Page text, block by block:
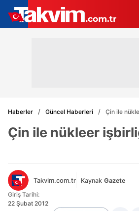
Haberler Güncel Haberleri Çin ile
Çin ile nükleer
Takvim.com.tr Kaynak Gazete
Giriş Tarihi:
22 Şubat 2012